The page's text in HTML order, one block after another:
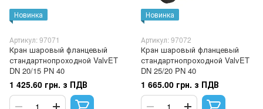
Новинка
Артикул: 97071
Кран шаровый фланцевый
стандартнопроходной ValvET
DN 20/15 PN 40
1 425.60 грн. з ПДВ
Новинка
Артикул: 97072
Кран шаровый фланцевый
стандартнопроходной ValvET
DN 25/20 PN 40
1 665.00 грн. з ПДВ